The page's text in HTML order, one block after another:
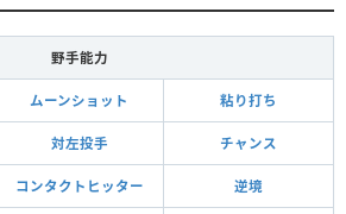
野手能力
ムーンショット 粘り打ち
対左投手 チャンス
コンタクトヒッター 逆境